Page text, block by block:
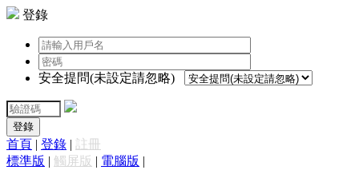
登錄
安全提問(未設定請忽略)
登錄
首頁 | 登錄 | 註冊
標準版 | 觸屏版 | 電腦版 |